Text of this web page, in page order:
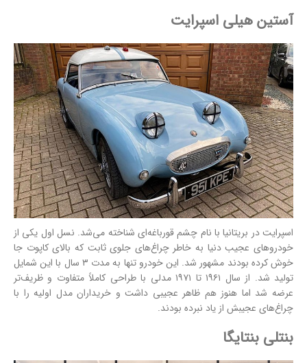
آستین هیلی اسپرایت
اسپرایت در بریتانیا با نام چشم قورباغه‌ای شناخته می‌شد. نسل اول یکی از
خودروهای عجیب دنیا به خاطر چراغ‌های جلوی ثابت که بالای کاپوت جا
خوش کرده بودند مشهور شد. این خودرو تنها به مدت ۳ سال با این شمایل
تولید شد. از سال ۱۹۶۱ تا ۱۹۷۱ مدلی با طراحی کاملاً متفاوت و ظریف‌تر
عرضه شد اما هنوز هم ظاهر عجیبی داشت و خریداران مدل اولیه را با
چراغ‌های عجیبش از یاد نبرده بودند.
بنتلی بنتایگا